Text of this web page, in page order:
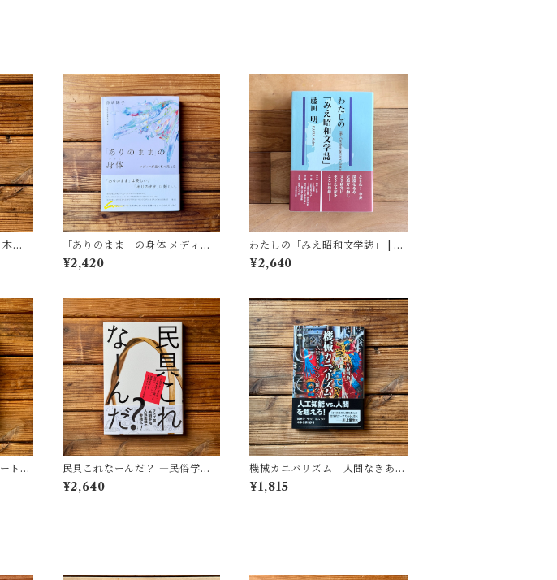
村
「ありのまま」の身体 メディア
が描く私の見た目 | 藤嶋 陽子(著)
¥2,420
わたしの「みえ昭和文学誌」 | 藤
田 明
¥2,640
トを
民具これなーんだ？ ―民俗学
者・宮本常一が美術大学に遺した
民具コレクション | 加藤幸治(監
¥2,640
機械カニバリズム 人間なきあと
の人類学へ｜久保 明教
¥1,815